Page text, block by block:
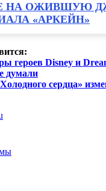
НА ОЖИВШУЮ
«АРКЕЙН»
героев Disney и
думали
сердца»